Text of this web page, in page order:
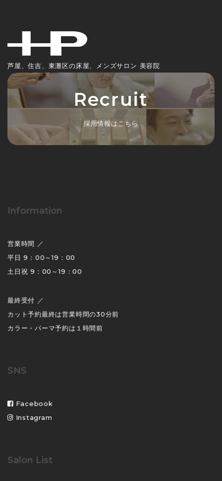
芦屋、住吉、東灘区の床屋、メンズサロン 美容院
Recruit
採用情報はこちら
Information
営業時間 ／
平日 9：00～19：00
土日祝 9：00～19：00
最終受付 ／
カット予約最終は営業時間の30分前
カラー・パーマ予約は１時間前
SNS
Facebook
Instagram
Salon List